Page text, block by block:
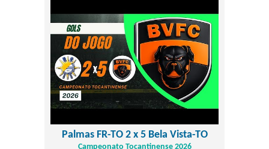
Palmas FR-TO 2 x 5 Bela Vista-TO
Campeonato Tocantinense 2026